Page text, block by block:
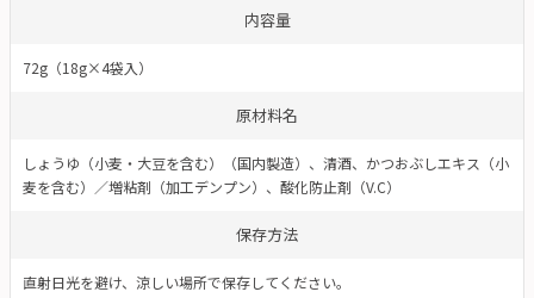
内容量
72g（18g×4袋入）
原材料名
しょうゆ（小麦・大豆を含む）（国内製造）、清酒、かつおぶしエキス（小
麦を含む）／増粘剤（加工デンプン）、酸化防止剤（V.C）
保存方法
直射日光を避け、涼しい場所で保存してください。